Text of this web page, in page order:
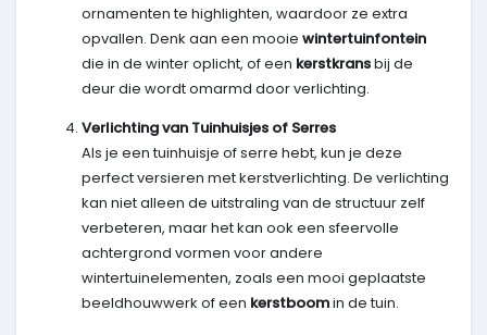
ornamenten te highlighten, waardoor ze extra
opvallen. Denk aan een mooie wintertuinfontein
die in de winter oplicht, of een kerstkransbij de
deur die wordt omarmd door verlichting.
Verlichting van Tuinhuisjes of Serres
Als je een tuinhuisje of serre hebt, kun je deze
perfect versieren met kerstverlichting. De verlichting
kan niet alleen de uitstraling van de structuur zelf
verbeteren, maar het kan ook een sfeervolle
achtergrond vormen voor andere
wintertuinelementen, zoals een mooi geplaatste
beeldhouwwerk of een kerstboomin de tuin.